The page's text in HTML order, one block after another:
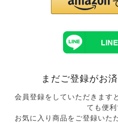
まだご登録がお
会員登録をしていただきます
ても便利
お気に入り商品をご登録いた